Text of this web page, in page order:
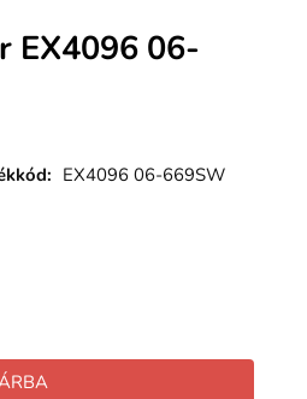
EX4096 06-
: EX4096 06-669SW